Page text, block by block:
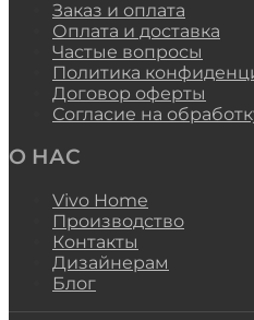
Заказ и оплата
Оплата и доставка
Частые вопросы
Политика
Договор оферты
Согласие на
О НАС
Vivo Home
Производство
Контакты
Дизайнерам
Блог